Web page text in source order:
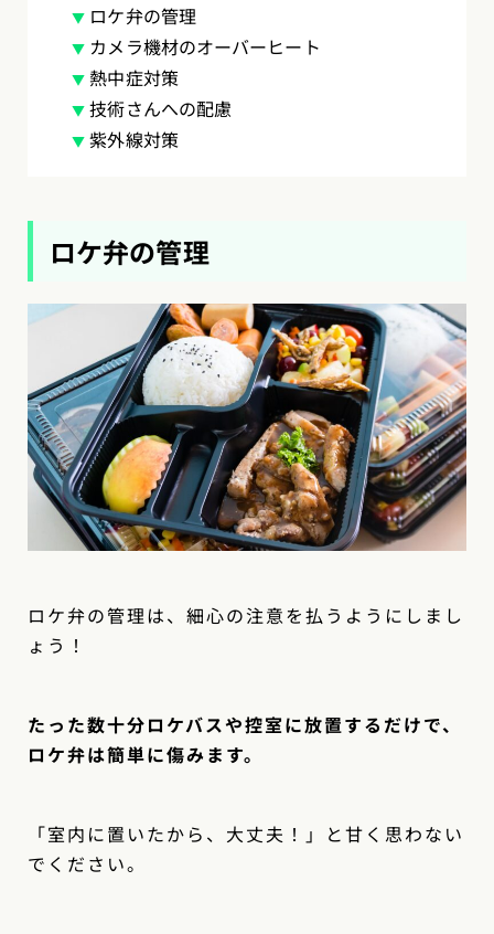
ロケ弁の管理
カメラ機材のオーバーヒート
熱中症対策
技術さんへの配慮
紫外線対策
ロケ弁の管理
ロケ弁の管理は、細心の注意を払うようにしまし
ょう！
たった数十分ロケバスや控室に放置するだけで、
ロケ弁は簡単に傷みます。
「室内に置いたから、大丈夫！」と甘く思わない
でください。